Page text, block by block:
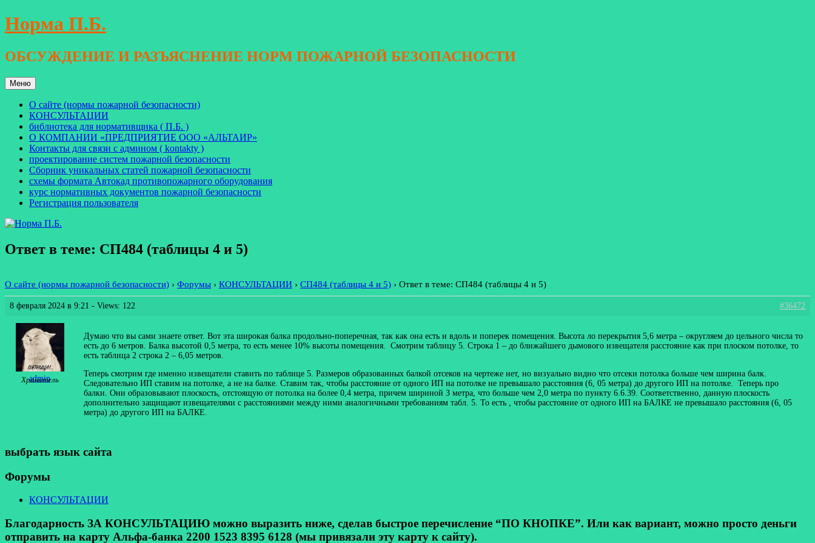
Перейти
к
Норма П.Б.
ОБСУЖДЕНИЕ И РАЗЪЯСНЕНИЕ НОРМ ПОЖАРНОЙ БЕЗОПАСНОСТИ
Меню
О сайте (нормы пожарной безопасности)
КОНСУЛЬТАЦИИ
библиотека для нормативщика ( П.Б. )
О КОМПАНИИ «ПРЕДПРИЯТИЕ ООО «АЛЬТАИР»
Контакты для связи с админом ( kontakty )
проектирование систем пожарной безопасности
Сборник уникальных статей пожарной безопасности
схемы формата Автокад противопожарного оборудования
курс нормативных документов пожарной безопасности
Регистрация пользователя
Ответ в теме: СП484 (таблицы 4 и 5)
О сайте (нормы пожарной безопасности) › Форумы › КОНСУЛЬТАЦИИ › СП484 (таблицы 4 и 5) › Ответ в теме: СП484 (таблицы 4 и 5)
8 февраля 2024 в 9:21 - Views: 122 #36472
admin
Хранитель
Думаю что вы сами знаете ответ. Вот эта широкая балка продольно-поперечная, так как она есть и вдоль и поперек помещения. Высота ло перекрытия 5,6 метра – округляем до цельного числа то
есть до 6 метров. Балка высотой 0,5 метра, то есть менее 10% высоты помещения. Смотрим таблицу 5. Строка 1 – до ближайшего дымового извещателя расстояние как при плоском потолке, то
есть таблица 2 строка 2 – 6,05 метров.
Теперь смотрим где именно извещатели ставить по таблице 5. Размеров образованных балкой отсеков на чертеже нет, но визуально видно что отсеки потолка больше чем ширина балк.
Следовательно ИП ставим на потолке, а не на балке. Ставим так, чтобы расстояние от одного ИП на потолке не превышало расстояния (6, 05 метра) до другого ИП на потолке. Теперь про
балки. Они образовывают плоскость, отстоящую от потолка на более 0,4 метра, причем шириной 3 метра, что больше чем 2,0 метра по пункту 6.6.39. Соответственно, данную плоскость
дополнительно защищают извещателями с расстояниями между ними аналогичными требованиям табл. 5. То есть , чтобы расстояние от одного ИП на БАЛКЕ не превышало расстояния (6, 05
метра) до другого ИП на БАЛКЕ.
выбрать язык сайта
Форумы
КОНСУЛЬТАЦИИ
Благодарность ЗА КОНСУЛЬТАЦИЮ можно выразить ниже, сделав быстрое перечисление “ПО КНОПКЕ”. Или как вариант, можно просто деньги
отправить на карту Альфа-банка 2200 1523 8395 6128 (мы привязали эту карту к сайту).